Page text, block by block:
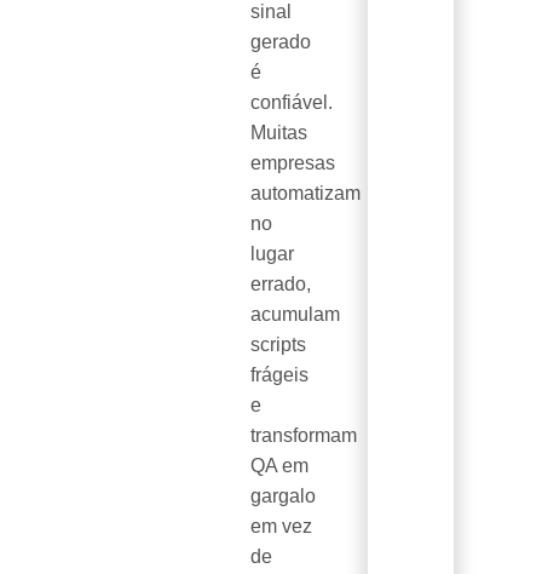
sinal
gerado
é
confiável.
Muitas
empresas
automatizam
no
lugar
errado,
acumulam
scripts
frágeis
e
transformam
QA em
gargalo
em vez
de